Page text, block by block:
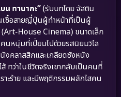
บน ทานากะ”(รับบทโดย จัสติน
เชื้อสายญี่ปุ่นผู้ทำหน้าที่เป็นผู้
(Art-House Cinema) ขนาดเล็ก
นหนุ่มที่เปี่ยมไปด้วยรสนิยมวิไล
งคลาสสิกและเกลียดชังหนัง
ทว่าในชีวิตจริงเขากลับเป็นคนที่
าะร้าย และมีพฤติกรรมผลักไสคน